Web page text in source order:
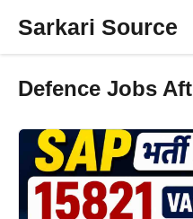
Sarkari Source
Defence Jobs